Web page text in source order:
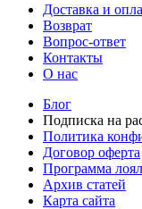
Доставка и
Возврат
Вопрос-ответ
Контакты
О нас
Блог
Подписка на
Политика
Договор оферта
Программа
Архив статей
Карта сайта